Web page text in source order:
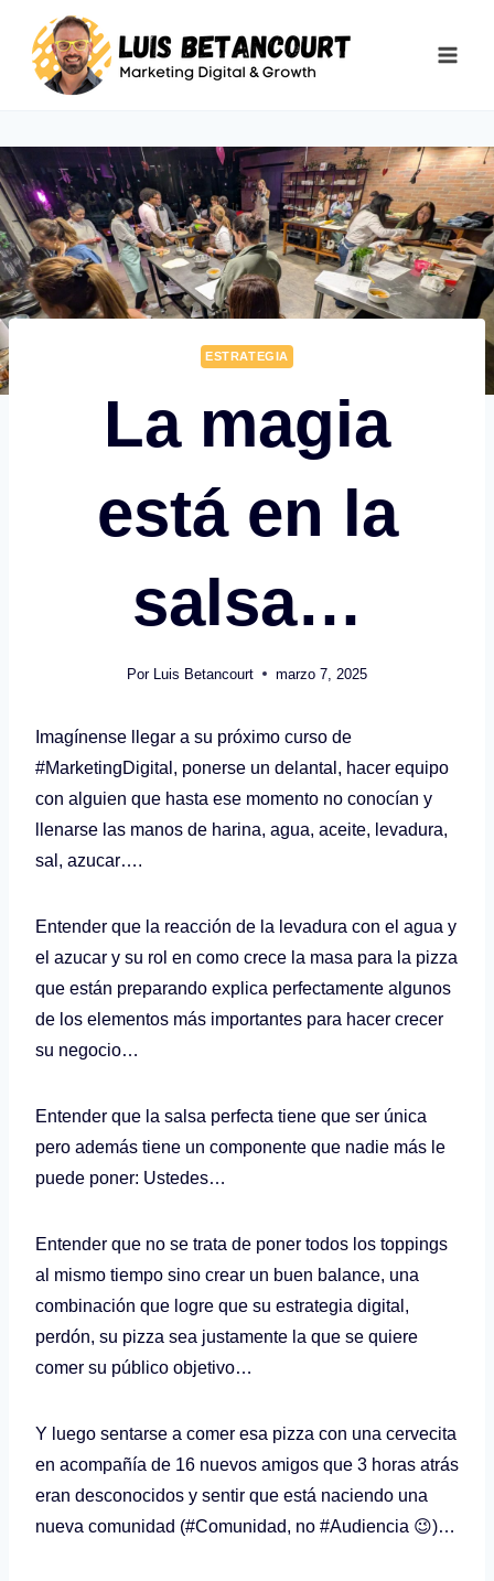
contenido
ESTRATEGIA
La magia
está en la
salsa…
Por Luis Betancourt marzo 7, 2025
Imagínense llegar a su próximo curso de
#MarketingDigital, ponerse un delantal, hacer equipo
con alguien que hasta ese momento no conocían y
llenarse las manos de harina, agua, aceite, levadura,
sal, azucar….
Entender que la reacción de la levadura con el agua y
el azucar y su rol en como crece la masa para la pizza
que están preparando explica perfectamente algunos
de los elementos más importantes para hacer crecer
su negocio…
Entender que la salsa perfecta tiene que ser única
pero además tiene un componente que nadie más le
puede poner: Ustedes…
Entender que no se trata de poner todos los toppings
al mismo tiempo sino crear un buen balance, una
combinación que logre que su estrategia digital,
perdón, su pizza sea justamente la que se quiere
comer su público objetivo…
Y luego sentarse a comer esa pizza con una cervecita
en acompañía de 16 nuevos amigos que 3 horas atrás
eran desconocidos y sentir que está naciendo una
nueva comunidad (#Comunidad, no #Audiencia 😉)…